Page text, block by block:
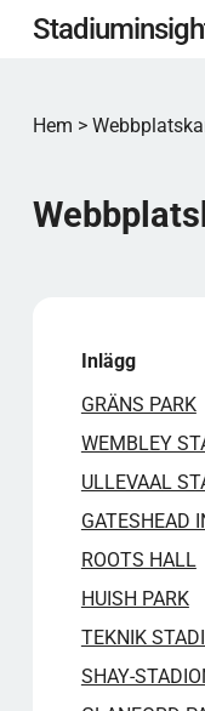
Hoppa
Hem >
Inlägg
GRÄNS PARK
WEMBLEY
ULLEVAAL
GATESHEAD
ROOTS HALL
HUISH PARK
TEKNIK
SHAY-